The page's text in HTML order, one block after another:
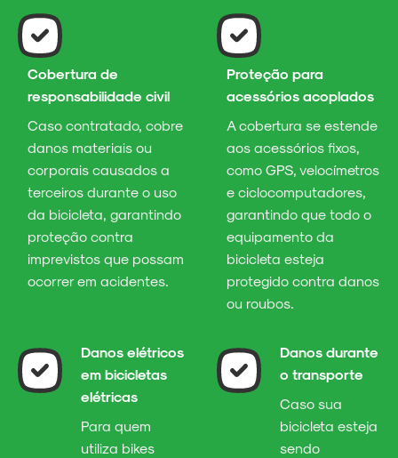
Cobertura de
responsabilidade civil
Caso contratado, cobre
danos materiais ou
corporais causados a
terceiros durante o uso
da bicicleta, garantindo
proteção contra
imprevistos que possam
ocorrer em acidentes.
Proteção para
acessórios acoplados
A cobertura se estende
aos acessórios fixos,
como GPS, velocímetros
e ciclocomputadores,
garantindo que todo o
equipamento da
bicicleta esteja
protegido contra danos
ou roubos.
Danos elétricos
em bicicletas
elétricas
Para quem
utiliza bikes
Danos durante
o transporte
Caso sua
bicicleta esteja
sendo